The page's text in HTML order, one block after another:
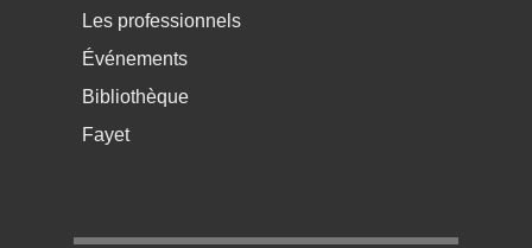
Les professionnels
Événements
Bibliothèque
Fayet